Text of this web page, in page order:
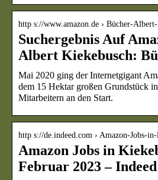
http s://www.amazon.de › Bücher-
Suchergebnis Auf
Albert Kiekebusch:
Mai 2020 ging der Internetgigant
dem 15 Hektar großen Grundstück
Mitarbeitern an den Start.
http s://de.indeed.com › Amazon-Jobs-
Amazon Jobs in
Februar 2023 – Indeed